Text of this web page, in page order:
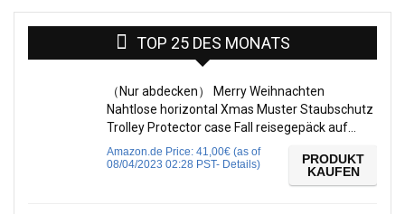
TOP 25 DES MONATS
（Nur abdecken） Merry Weihnachten
Nahtlose horizontal Xmas Muster Staubschutz
Trolley Protector case Fall reisegepäck auf…
Amazon.de Price: 41,00€ (as of
08/04/2023 02:28 PST- Details)
PRODUKT
KAUFEN